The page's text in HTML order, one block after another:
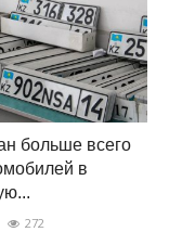
больше всего
в
272